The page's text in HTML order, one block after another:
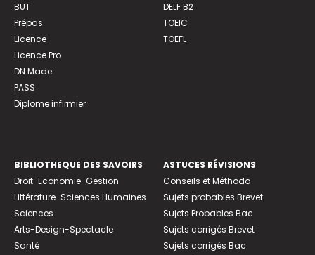
BUT
Prépas
Licence
Licence Pro
DN Made
PASS
Diplome infirmier
DELF B2
TOEIC
TOEFL
BIBLIOTHEQUE DES SAVOIRS
Droit-Economie-Gestion
Littérature-Sciences Humaines
Sciences
Arts-Design-Spectacle
Santé
ASTUCES RÉVISIONS
Conseils et Méthodo
Sujets probables Brevet
Sujets Probables Bac
Sujets corrigés Brevet
Sujets corrigés Bac